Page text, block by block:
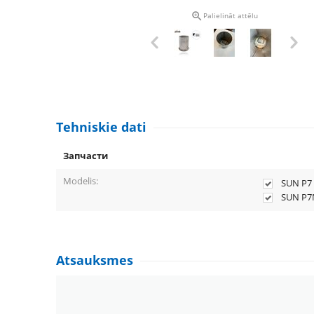
 Palielināt attēlu
Tehniskie dati
Запчасти
Modelis:
SUN P7
SUN
Atsauksmes